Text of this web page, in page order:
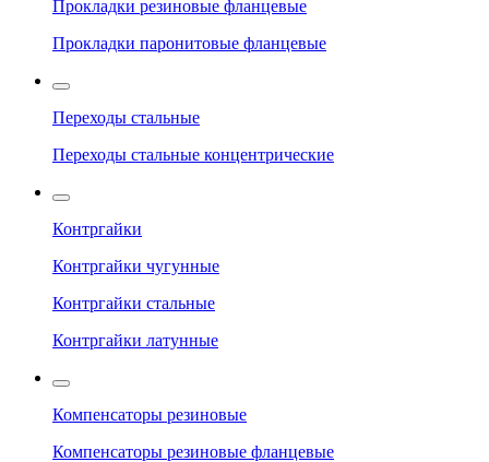
Прокладки резиновые фланцевые
Прокладки паронитовые фланцевые
Переходы стальные
Переходы стальные концентрические
Контргайки
Контргайки чугунные
Контргайки стальные
Контргайки латунные
Компенсаторы резиновые
Компенсаторы резиновые фланцевые